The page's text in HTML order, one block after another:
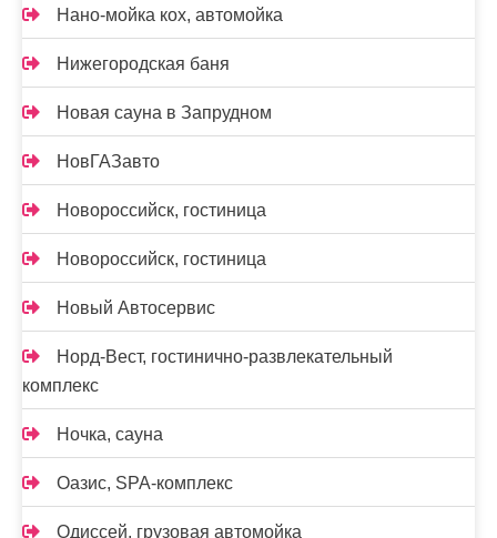
Нано-мойка кох, автомойка
Нижегородская баня
Новая сауна в Запрудном
НовГАЗавто
Новороссийск, гостиница
Новороссийск, гостиница
Новый Автосервис
Норд-Вест, гостинично-развлекательный
комплекс
Ночка, сауна
Оазис, SPA-комплекс
Одиссей, грузовая автомойка